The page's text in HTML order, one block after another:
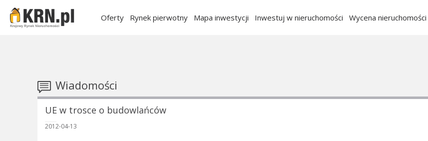
Oferty Rynek pierwotny Mapa inwestycji Inwestuj w nieruchomości Wycena nieruchomości
Wiadomości
UE w trosce o budowlańców
2012-04-13